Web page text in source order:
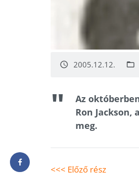
access_time 2005.12.12. folder_open
Az
Ron
meg.
<<< Előző rész